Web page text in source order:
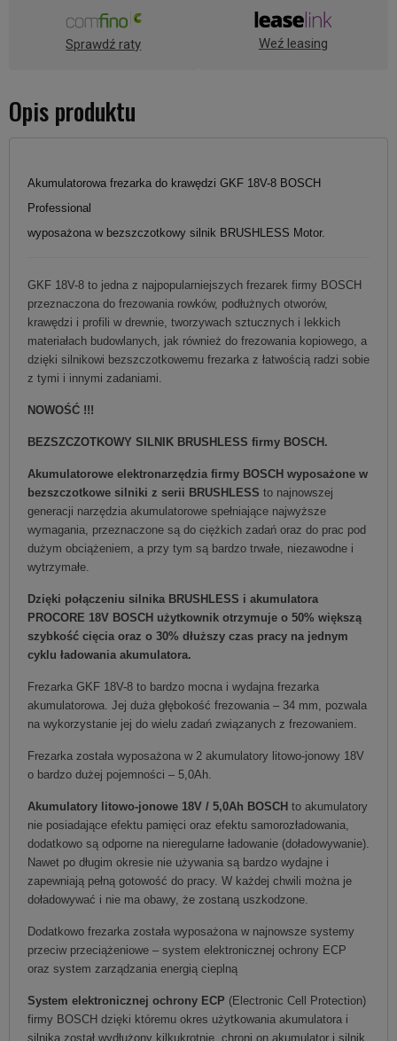
Sprawdź raty Weź leasing
Opis produktu
Akumulatorowa frezarka do krawędzi GKF 18V-8 BOSCH
Professional
wyposażona w bezszczotkowy silnik BRUSHLESS Motor.
GKF 18V-8 to jedna z najpopularniejszych frezarek firmy BOSCH
przeznaczona do frezowania rowków, podłużnych otworów,
krawędzi i profili w drewnie, tworzywach sztucznych i lekkich
materiałach budowlanych, jak również do frezowania kopiowego, a
dzięki silnikowi bezszczotkowemu frezarka z łatwością radzi sobie
z tymi i innymi zadaniami.
NOWOŚĆ !!!
BEZSZCZOTKOWY SILNIK BRUSHLESS firmy BOSCH.
Akumulatorowe elektronarzędzia firmy BOSCH wyposażone w
bezszczotkowe silniki z serii BRUSHLESS to najnowszej
generacji narzędzia akumulatorowe spełniające najwyższe
wymagania, przeznaczone są do ciężkich zadań oraz do prac pod
dużym obciążeniem, a przy tym są bardzo trwałe, niezawodne i
wytrzymałe.
Dzięki połączeniu silnika BRUSHLESS i akumulatora
PROCORE 18V BOSCH użytkownik otrzymuje o 50% większą
szybkość cięcia oraz o 30% dłuższy czas pracy na jednym
cyklu ładowania akumulatora.
Frezarka GKF 18V-8 to bardzo mocna i wydajna frezarka
akumulatorowa. Jej duża głębokość frezowania – 34 mm, pozwala
na wykorzystanie jej do wielu zadań związanych z frezowaniem.
Frezarka została wyposażona w 2 akumulatory litowo-jonowy 18V
o bardzo dużej pojemności – 5,0Ah.
Akumulatory litowo-jonowe 18V / 5,0Ah BOSCH to akumulatory
nie posiadające efektu pamięci oraz efektu samorozładowania,
dodatkowo są odporne na nieregularne ładowanie (doładowywanie).
Nawet po długim okresie nie używania są bardzo wydajne i
zapewniają pełną gotowość do pracy. W każdej chwili można je
doładowywać i nie ma obawy, że zostaną uszkodzone.
Dodatkowo frezarka została wyposażona w najnowsze systemy
przeciw przeciążeniowe – system elektronicznej ochrony ECP
oraz system zarządzania energią cieplną
System elektronicznej ochrony ECP (Electronic Cell Protection)
firmy BOSCH dzięki któremu okres użytkowania akumulatora i
silnika został wydłużony kilkukrotnie, chroni on akumulator i silnik